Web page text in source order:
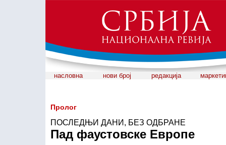
насловна нови број редакција
Пролог
ПОСЛЕДЊИ ДАНИ, БЕЗ ОДБРАНЕ
Пад фаустовске Европе